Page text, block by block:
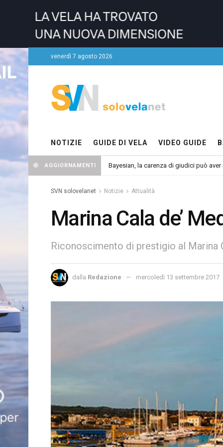
venerdì 7 agosto 2026
NOTIZIE GUIDE DI VELA VIDEO GUIDE
AGGIORNAMENTI Bayesian, la carenza di giudici può aver
SVN solovelanet Notizie Attualità
Marina Cala de’
Riconoscimento di prestigio al Marina
dalla Redazione mercoledì 13 settembre 2017